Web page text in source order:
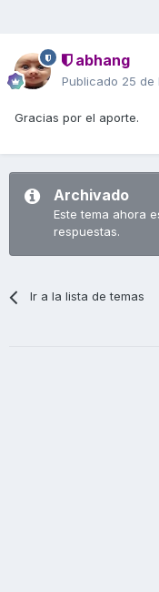
abhang
Publicado 25 de
Gracias por el aporte.
Archivado
Este tema ahora
respuestas.
Ir a la lista de temas